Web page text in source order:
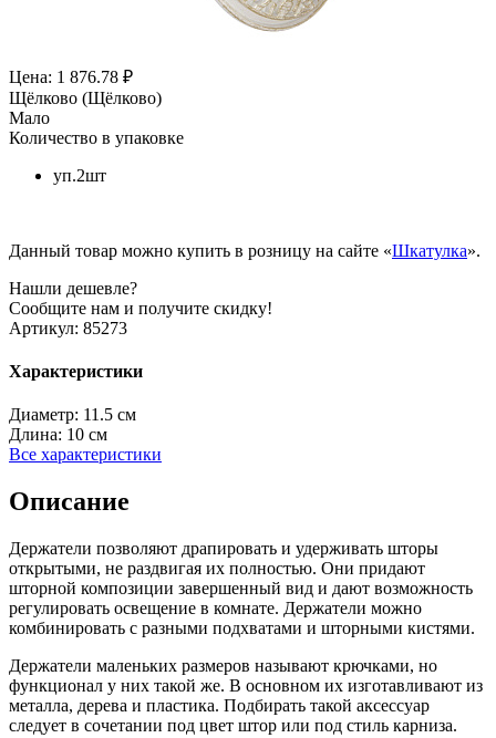
Цена: 1 876.78 ₽
Щёлково (Щёлково)
Мало
Количество в упаковке
уп.2шт
Данный товар можно купить в розницу на сайте «Шкатулка».
Нашли дешевле?
Сообщите нам и получите скидку!
Артикул: 85273
Характеристики
Диаметр: 11.5 см
Длина: 10 см
Все характеристики
Описание
Держатели позволяют драпировать и удерживать шторы
открытыми, не раздвигая их полностью. Они придают
шторной композиции завершенный вид и дают возможность
регулировать освещение в комнате. Держатели можно
комбинировать с разными подхватами и шторными кистями.
Держатели маленьких размеров называют крючками, но
функционал у них такой же. В основном их изготавливают из
металла, дерева и пластика. Подбирать такой аксессуар
следует в сочетании под цвет штор или под стиль карниза.